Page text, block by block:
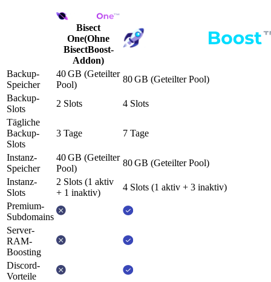
Bisect
One(Ohne
BisectBoost-
Addon)
Backup-
Speicher
40 GB (Geteilter
Pool)
80 GB (Geteilter Pool)
Backup-
Slots
2 Slots
4 Slots
Tägliche
Backup-
Slots
3 Tage 7 Tage
Instanz-
Speicher
40 GB (Geteilter
Pool)
80 GB (Geteilter Pool)
Instanz-
Slots
2 Slots (1 aktiv
+ 1 inaktiv)
4 Slots (1 aktiv + 3 inaktiv)
Premium-
Subdomains
Server-
RAM-
Boosting
Discord-
Vorteile